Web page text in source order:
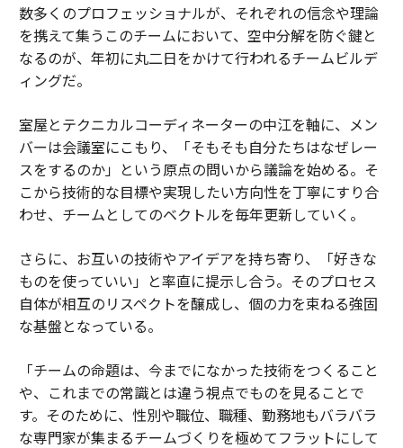
数多くのプロフェッショナルが、それぞれの信念や理論
を携えて集うこのチームにおいて、空中分解を防ぐ鍵と
なるのが、年初に丸二日をかけて行われるチームビルデ
ィングだ。
室屋とテクニカルコーディネーターの中江を軸に、メン
バーは会議室にこもり、「そもそも自分たちはなぜレー
スをするのか」という原点の問いから議論を始める。そ
こから技術的な目標や実現したい方向性を丁寧にすり合
わせ、チームとしてのベクトルを毎年更新していく。
さらに、お互いの技術やアイデアを持ち寄り、「好きな
ものを使っていい」と率直に提示し合う。そのプロセス
自体が相互のリスペクトを醸成し、個の力を束ねる強固
な基盤となっている。
「チームの命題は、今までになかった技術をつくること
や、これまでの常識とは違う視点でものを見ることで
す。そのために、性別や職位、職種、勤務地もバラバラ
な専門家が集まるチームづくりを極めてフラットにして